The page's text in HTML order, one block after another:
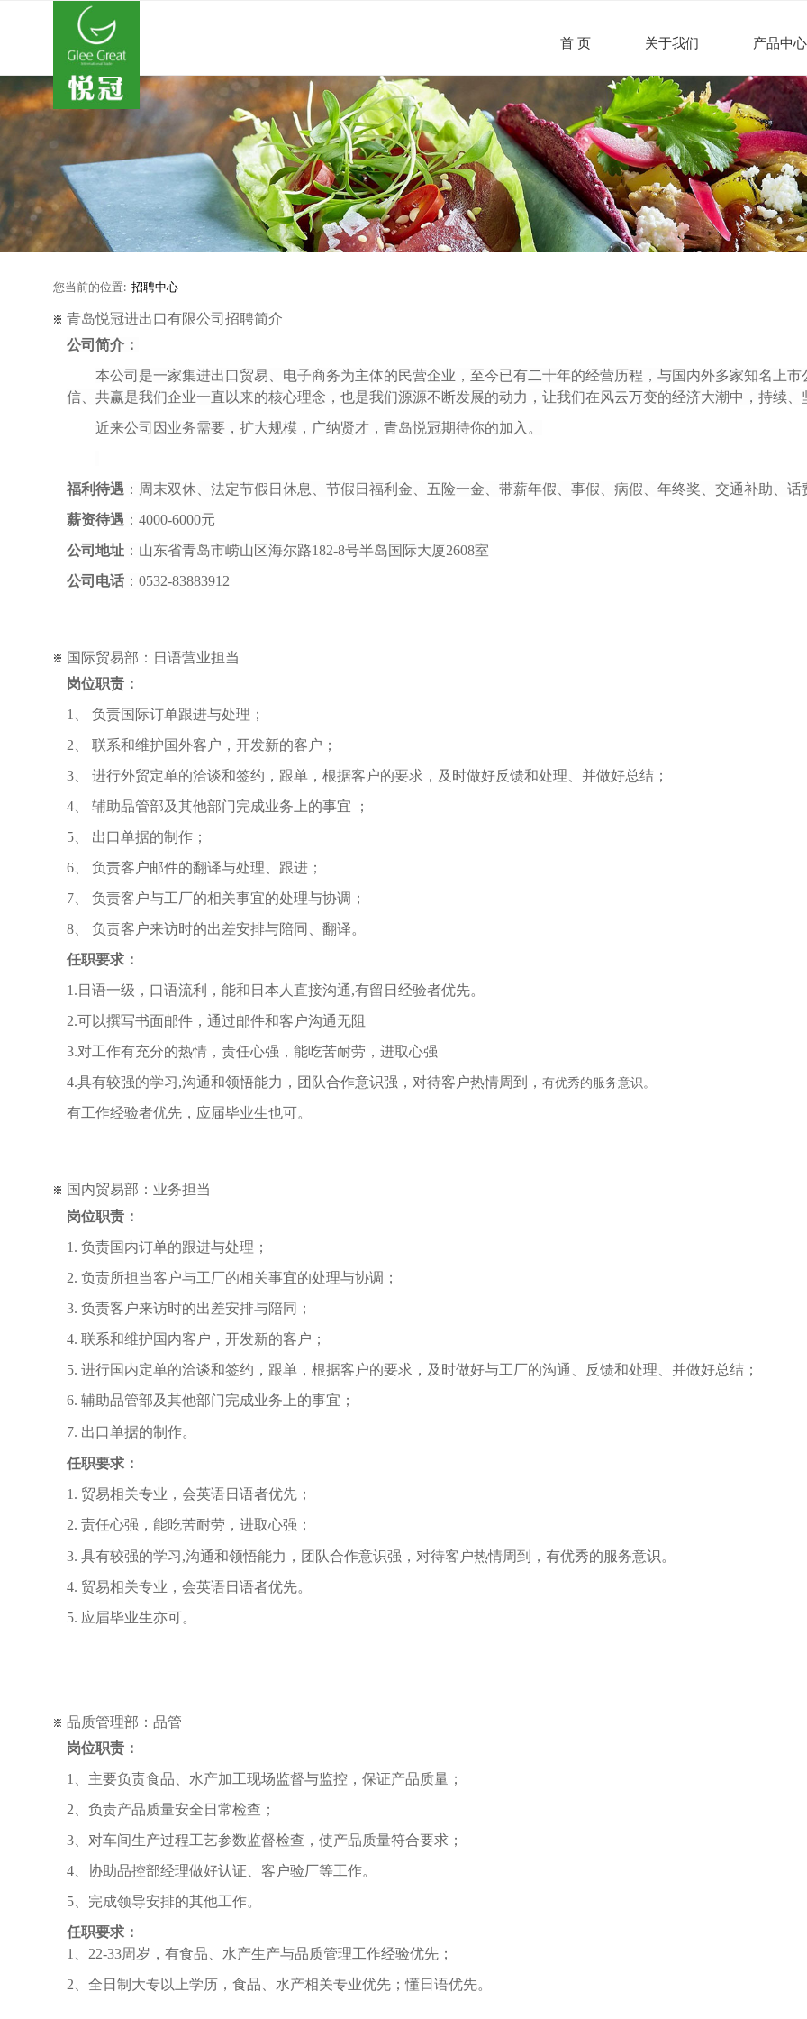
首 页 关于我们 产品中心
您当前的位置: 招聘中心
青岛悦冠进出口有限公司招聘简介
公司简介：
本公司是一家集进出口贸易、电子商务为主体的民营企业，至今已有二十年的经营历程，与国内外多家知名上市
信、共赢是我们企业一直以来的核心理念 ，也是我们源源不断发展的动力，让我们在风云万变的经济大潮中，持续、
近来公司因业务需要，扩大规模，广纳贤才， 青岛悦冠期待你的加入 。
福利待遇 ：周末双休、法定节假日休息、节假日福利金、五险一金、带薪年假、事假、病假、年终奖、交通补助、话
薪资待遇 ： 4000-6000元
公司地址：山东省青岛市崂山区海尔路182-8号半岛国际大厦2608室
公司电话： 0532-83883912
国际贸易部：日语营业担当
岗位职责：
1、 负责国际订单跟进与处理；
2、 联系和维护国外客户，开发新的客户；
3、 进行外贸定单的洽谈和签约，跟单，根据客户的要求，及时做好反馈和处理、并做好总结；
4、 辅助品管部及其他部门完成业务上的事宜 ；
5、 出口单据的制作；
6、 负责客户邮件的翻译与处理、跟进；
7、 负责客户与工厂的相关事宜的处理与协调；
8、 负责客户来访时的出差安排与陪同、翻译。
任职要求：
1.日语一级，口语流利，能和日本人直接沟通,有留日经验者优先。
2.可以撰写书面邮件，通过邮件和客户沟通无阻
3.对工作有充分的热情，责任心强，能吃苦耐劳，进取心强
4.具有较强的学习,沟通和领悟能力，团队合作意识强，对待客户热情周到， 有优秀的服务意识。
有工作经验者优先，应届毕业生也可。
国内贸易部：业务担当
岗位职责：
1. 负责国内订单的跟进与处理；
2. 负责所担当客户与工厂的相关事宜的处理与协调；
3. 负责客户来访时的出差安排与陪同；
4. 联系和维护国内客户，开发新的客户；
5. 进行国内定单的洽谈和签约，跟单，根据客户的要求，及时做好与工厂的沟通、反馈和处理、并做好总结；
6. 辅助品管部及其他部门完成业务上的事宜；
7. 出口单据的制作。
任职要求：
1. 贸易相关专业，会英语日语者优先；
2. 责任心强，能吃苦耐劳，进取心强；
3. 具有较强的学习,沟通和领悟能力，团队合作意识强，对待客户热情周到， 有优秀的服务意识。
4. 贸易相关专业，会英语日语者优先。
5. 应届毕业生亦可。
品质管理部：品管
岗位职责：
1、主要负责食品、水产加工现场监督与监控，保证产品质量；
2、负责产品质量安全日常检查；
3、对车间生产过程工艺参数监督检查，使产品质量符合要求；
4、协助品控部经理做好认证、客户验厂等工作。
5、完成领导安排的其他工作。
任职要求：
1、22-33周岁，有食品、水产生产与品质管理工作经验优先；
2、全日制大专以上学历，食品、水产相关专业优先；懂日语优先。